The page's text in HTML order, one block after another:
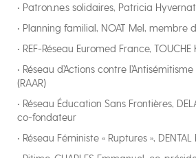
• Patron.ne.s solidaires, Patricia
• Planning familial, NOAT Mel, membre
• REF-Réseau Euromed France,
• Réseau d’Actions contre
(RAAR)
• Réseau Éducation Sans Frontières,
co-fondateur
• Réseau Féministe « Ruptures »,